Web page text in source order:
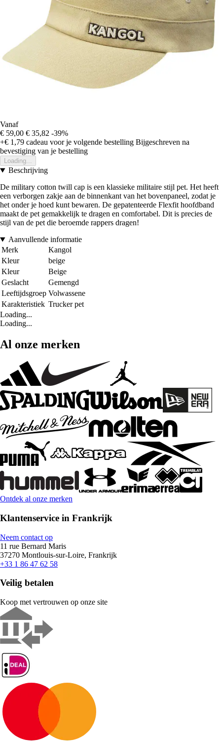
Vanaf
€ 59,00 € 35,82 -39%
+€ 1,79 cadeau voor je volgende bestelling Bijgeschreven na
bevestiging van je bestelling
Loading...
Beschrijving
De military cotton twill cap is een klassieke militaire stijl pet. Het heeft
een verborgen zakje aan de binnenkant van het bovenpaneel, zodat je
het onder je hoed kunt bewaren. De gepatenteerde Flexfit hoofdband
maakt de pet gemakkelijk te dragen en comfortabel. Dit is precies de
stijl van de pet die beroemde rappers dragen!
Aanvullende informatie
Merk
Kangol
Kleur
beige
Kleur
Beige
Geslacht
Gemengd
Leeftijdsgroep Volwassene
Karakteristiek Trucker pet
Loading...
Loading...
Al onze merken
Ontdek al onze merken
Klantenservice in Frankrijk
Neem contact op
11 rue Bernard Maris
37270 Montlouis-sur-Loire, Frankrijk
+33 1 86 47 62 58
Veilig betalen
Koop met vertrouwen op onze site